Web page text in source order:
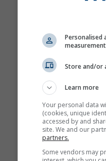
Personalised
Store and/or
Learn more
Your personal data
(cookies, unique
accessed by and
site. We and our
partners.
Some vendors may